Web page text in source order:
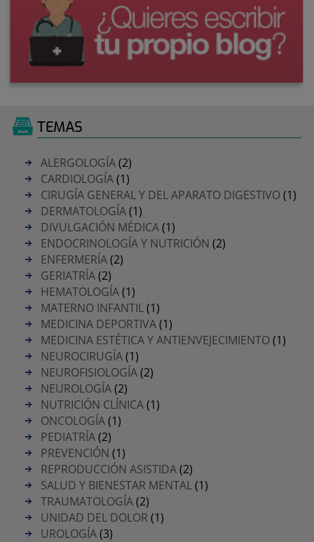
TEMAS
ALERGOLOGÍA(2)
CARDIOLOGÍA(1)
CIRUGÍA GENERAL Y DEL APARATO DIGESTIVO(1)
DERMATOLOGÍA(1)
DIVULGACIÓN MÉDICA(1)
ENDOCRINOLOGÍA Y NUTRICIÓN (2)
ENFERMERÍA(2)
GERIATRÍA(2)
HEMATOLOGÍA(1)
MATERNO INFANTIL(1)
MEDICINA DEPORTIVA(1)
MEDICINA ESTÉTICA Y ANTIENVEJECIMIENTO(1)
NEUROCIRUGÍA(1)
NEUROFISIOLOGÍA(2)
NEUROLOGÍA(2)
NUTRICIÓN CLÍNICA(1)
ONCOLOGÍA(1)
PEDIATRÍA(2)
PREVENCIÓN (1)
REPRODUCCIÓN ASISTIDA(2)
SALUD Y BIENESTAR MENTAL(1)
TRAUMATOLOGÍA(2)
UNIDAD DEL DOLOR(1)
UROLOGÍA(3)